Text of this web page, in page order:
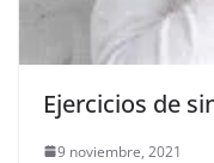
Ejercicios de
9 noviembre, 2021